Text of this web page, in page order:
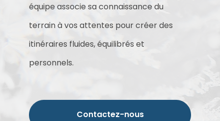
équipe associe sa connaissance du
terrain à vos attentes pour créer des
itinéraires fluides, équilibrés et
personnels.
Contactez-nous